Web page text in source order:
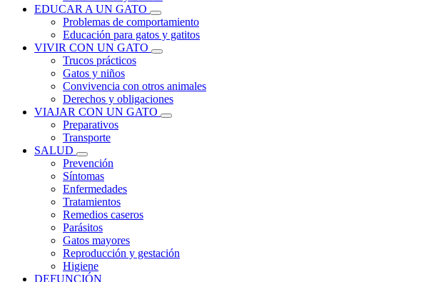
EDUCAR A UN GATO
Problemas de comportamiento
Educación para gatos y gatitos
VIVIR CON UN GATO
Trucos prácticos
Gatos y niños
Convivencia con otros animales
Derechos y obligaciones
VIAJAR CON UN GATO
Preparativos
Transporte
SALUD
Prevención
Síntomas
Enfermedades
Tratamientos
Remedios caseros
Parásitos
Gatos mayores
Reproducción y gestación
Higiene
DEFUNCIÓN